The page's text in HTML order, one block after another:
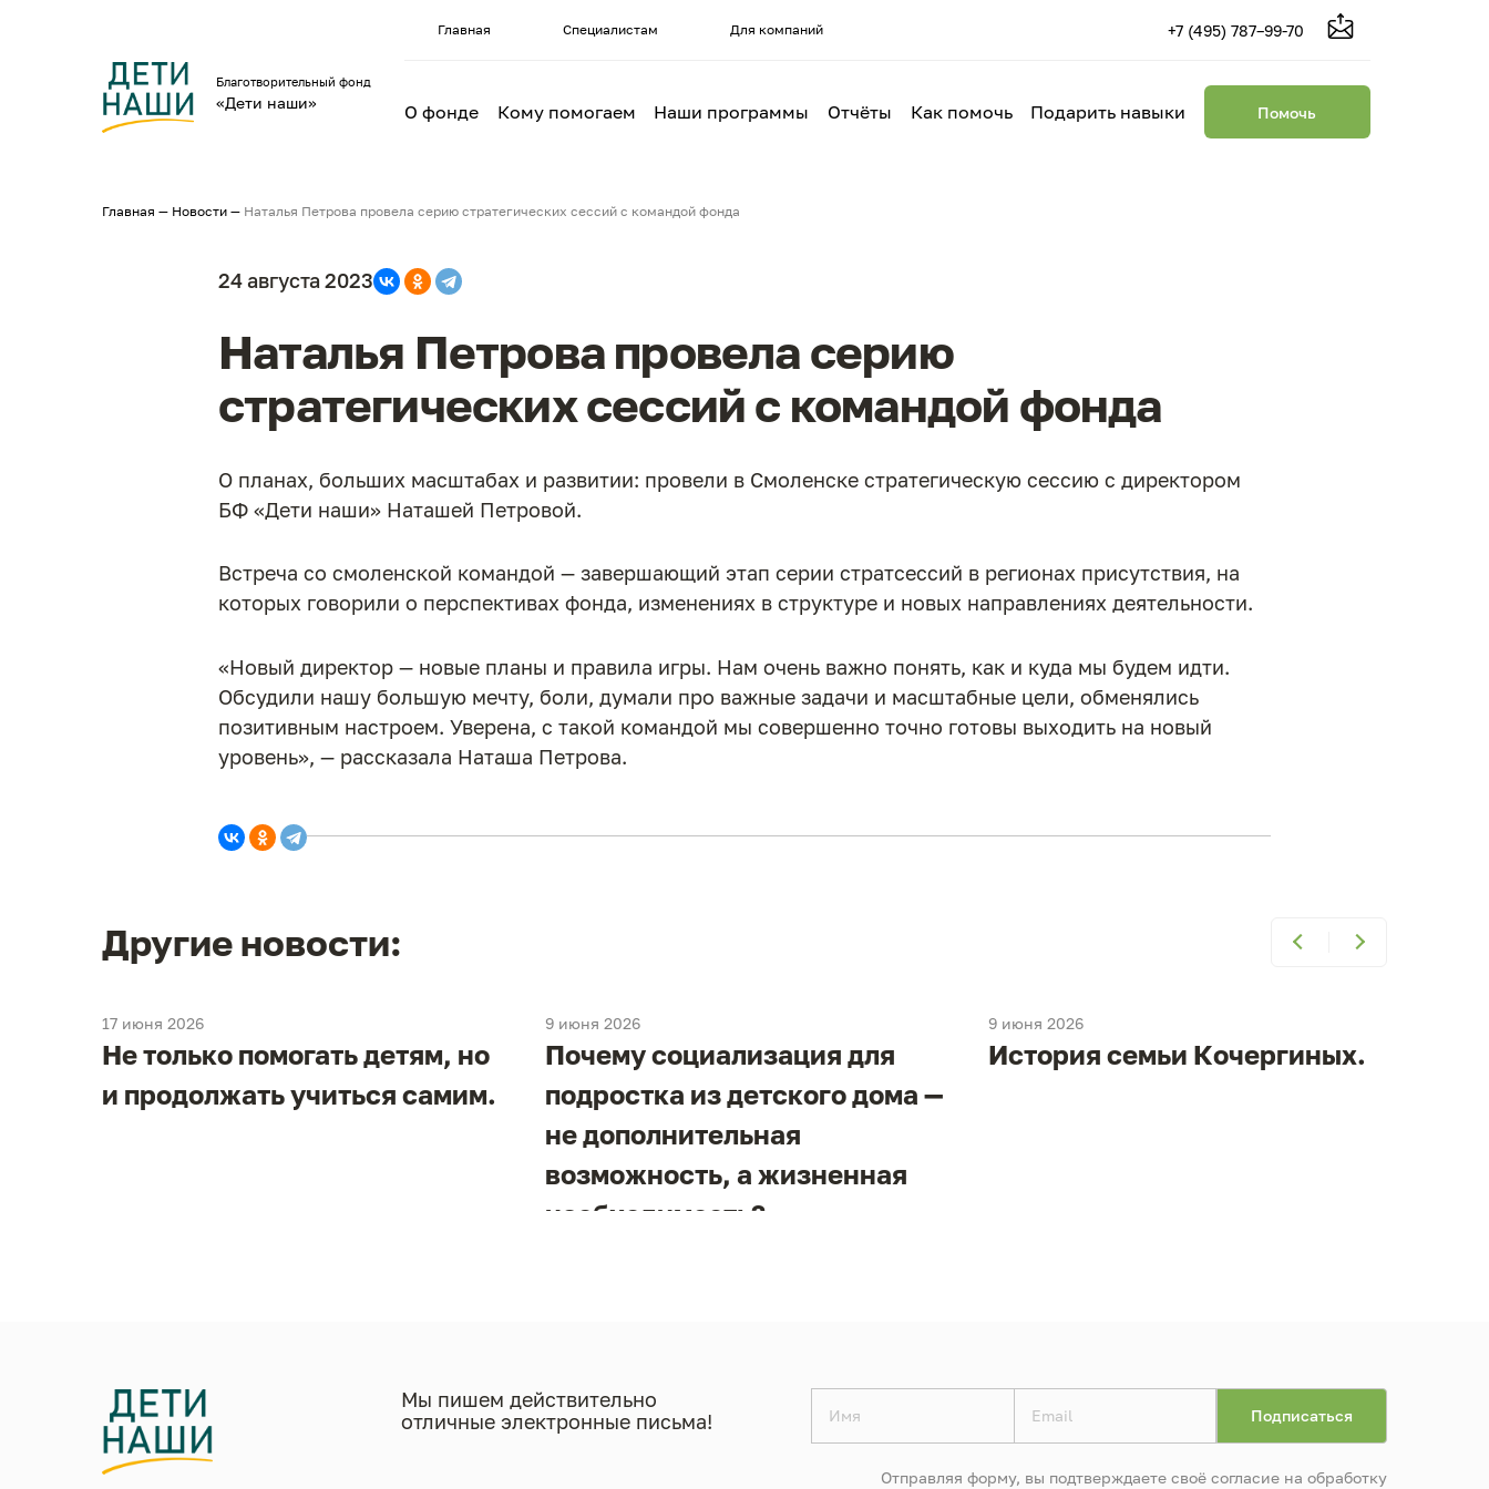
Благотворительный фонд
«Дети наши»
Главная Специалистам Для компаний +7 (495) 787–99-70
О фонде Кому помогаем Наши программы Отчёты Как помочь Подарить навыки Помочь
Главная — Новости — Наталья Петрова провела серию стратегических сессий с командой фонда
24 августа 2023
Наталья Петрова провела серию
стратегических сессий с командой фонда
О планах, больших масштабах и развитии: провели в Смоленске стратегическую сессию с директором
БФ «Дети наши» Наташей Петровой.
Встреча со смоленской командой — завершающий этап серии стратсессий в регионах присутствия, на
которых говорили о перспективах фонда, изменениях в структуре и новых направлениях деятельности.
«Новый директор — новые планы и правила игры. Нам очень важно понять, как и куда мы будем идти.
Обсудили нашу большую мечту, боли, думали про важные задачи и масштабные цели, обменялись
позитивным настроем. Уверена, с такой командой мы совершенно точно готовы выходить на новый
уровень», — рассказала Наташа Петрова.
Другие новости:
17 июня 2026
Не только помогать детям, но
и продолжать учиться самим.
9 июня 2026
Почему социализация для
подростка из детского дома —
не дополнительная
возможность, а жизненная
необходимость?
9 июня 2026
История семьи Кочергиных.
Мы пишем действительно
отличные электронные письма!
Отправляя форму, вы подтверждаете своё согласие на обработку